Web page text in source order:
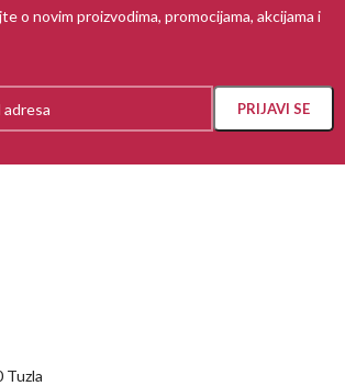
o novim proizvodima, promocijama, akcijama i
Tuzla